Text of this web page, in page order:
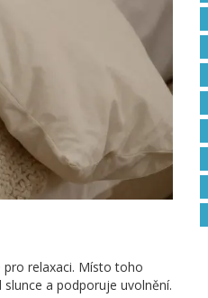
relaxaci. Místo toho
a podporuje uvolnění.